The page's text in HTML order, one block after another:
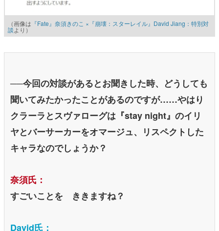
（画像は 『Fate』奈須きのこ ×『崩壊：スターレイル』David Jiang：特別対
談より）
──今回の対談があるとお聞きした時、どうしても
聞いてみたかったことがあるのですが……やはり
クラーラとスヴァローグは 『stay night』 のイリ
ヤとバーサーカーをオマージュ、リスペクトした
キャラなのでしょうか？
奈須氏：
すごいことを ききますね？
David氏：